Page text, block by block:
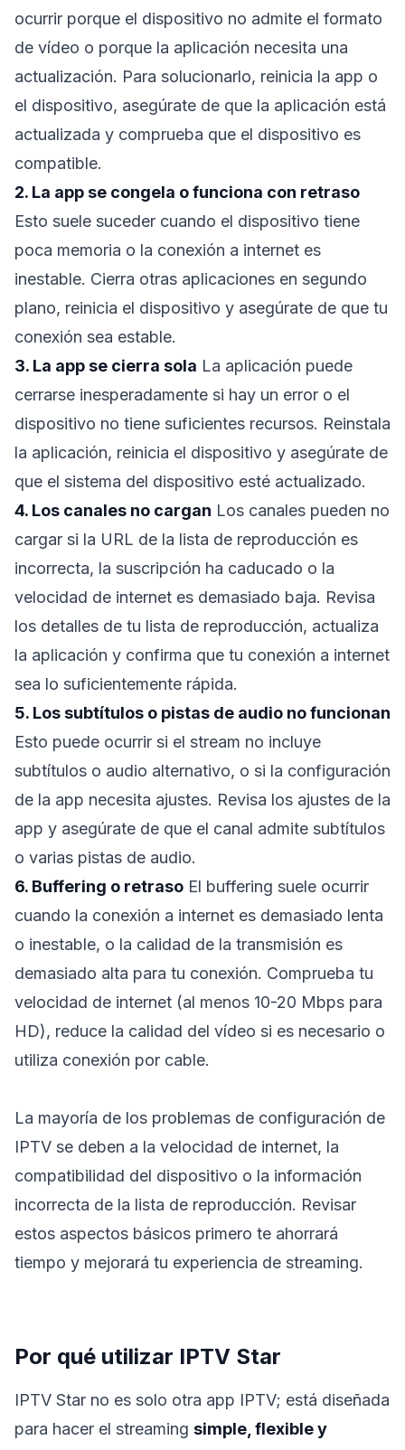
ocurrir porque el dispositivo no admite el formato
de vídeo o porque la aplicación necesita una
actualización. Para solucionarlo, reinicia la app o
el dispositivo, asegúrate de que la aplicación está
actualizada y comprueba que el dispositivo es
compatible.
2. La app se congela o funciona con retraso
Esto suele suceder cuando el dispositivo tiene
poca memoria o la conexión a internet es
inestable. Cierra otras aplicaciones en segundo
plano, reinicia el dispositivo y asegúrate de que tu
conexión sea estable.
3. La app se cierra sola La aplicación puede
cerrarse inesperadamente si hay un error o el
dispositivo no tiene suficientes recursos. Reinstala
la aplicación, reinicia el dispositivo y asegúrate de
que el sistema del dispositivo esté actualizado.
4. Los canales no cargan Los canales pueden no
cargar si la URL de la lista de reproducción es
incorrecta, la suscripción ha caducado o la
velocidad de internet es demasiado baja. Revisa
los detalles de tu lista de reproducción, actualiza
la aplicación y confirma que tu conexión a internet
sea lo suficientemente rápida.
5. Los subtítulos o pistas de audio no funcionan
Esto puede ocurrir si el stream no incluye
subtítulos o audio alternativo, o si la configuración
de la app necesita ajustes. Revisa los ajustes de la
app y asegúrate de que el canal admite subtítulos
o varias pistas de audio.
6. Buffering o retraso El buffering suele ocurrir
cuando la conexión a internet es demasiado lenta
o inestable, o la calidad de la transmisión es
demasiado alta para tu conexión. Comprueba tu
velocidad de internet (al menos 10-20 Mbps para
HD), reduce la calidad del vídeo si es necesario o
utiliza conexión por cable.
La mayoría de los problemas de configuración de
IPTV se deben a la velocidad de internet, la
compatibilidad del dispositivo o la información
incorrecta de la lista de reproducción. Revisar
estos aspectos básicos primero te ahorrará
tiempo y mejorará tu experiencia de streaming.
Por qué utilizar IPTV Star
IPTV Star no es solo otra app IPTV; está diseñada
para hacer el streaming simple, flexible y